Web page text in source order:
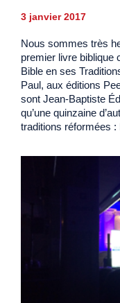
3 janvier 2017
Nous sommes très
premier livre biblique
Bible en ses
Paul, aux éditions
sont Jean-Baptiste
qu’une quinzaine
traditions réformées